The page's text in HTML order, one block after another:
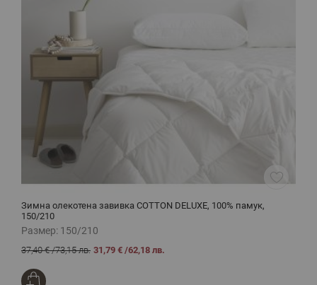
Зимна олекотена завивка COTTON DELUXE, 100% памук,
150/210
Размер: 150/210
37,40 €/73,15 лв. 31,79 € /62,18 лв.